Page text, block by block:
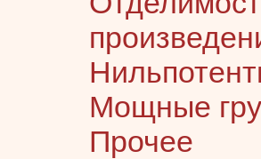
Мощные
Прочее